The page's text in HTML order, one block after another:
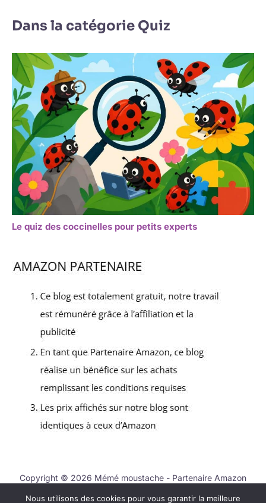
Dans la catégorie Quiz
Le quiz des coccinelles pour petits experts
Copyright © 2026 Mémé moustache - Partenaire Amazon
Contact
Nous utilisons des cookies pour vous garantir la meilleure